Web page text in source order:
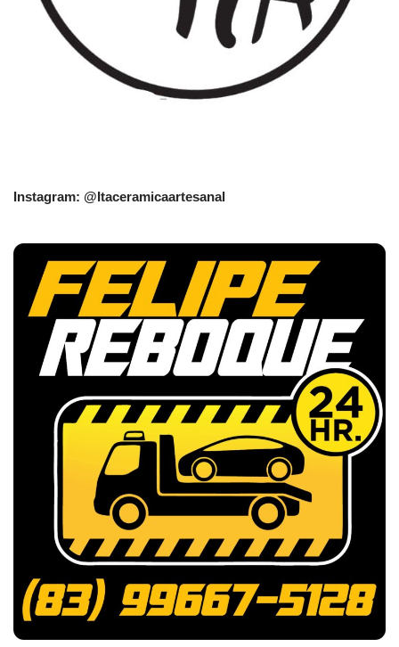
Instagram: @Itaceramicaartesanal